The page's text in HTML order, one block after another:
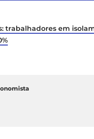
trabalhadores em